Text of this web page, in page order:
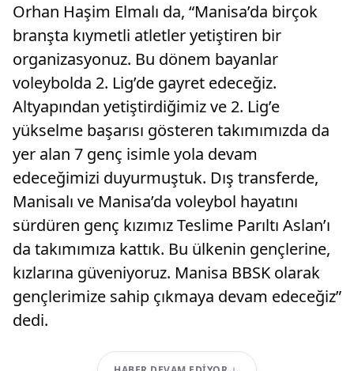
Orhan Haşim Elmalı da, “Manisa’da birçok
branşta kıymetli atletler yetiştiren bir
organizasyonuz. Bu dönem bayanlar
voleybolda 2. Lig’de gayret edeceğiz.
Altyapından yetiştirdiğimiz ve 2. Lig’e
yükselme başarısı gösteren takımımızda da
yer alan 7 genç isimle yola devam
edeceğimizi duyurmuştuk. Dış transferde,
Manisalı ve Manisa’da voleybol hayatını
sürdüren genç kızımız Teslime Parıltı Aslan’ı
da takımımıza kattık. Bu ülkenin gençlerine,
kızlarına güveniyoruz. Manisa BBSK olarak
gençlerimize sahip çıkmaya devam edeceğiz”
dedi.